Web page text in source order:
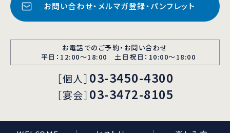
お問い合わせ・メルマガ登録・パンフレット
お電話でのご予約・お問い合わせ
平日：12:00〜18:00 土日祝日：10:00～18:00
［個人］ 03-3450-4300
［宴会］ 03-3472-8105